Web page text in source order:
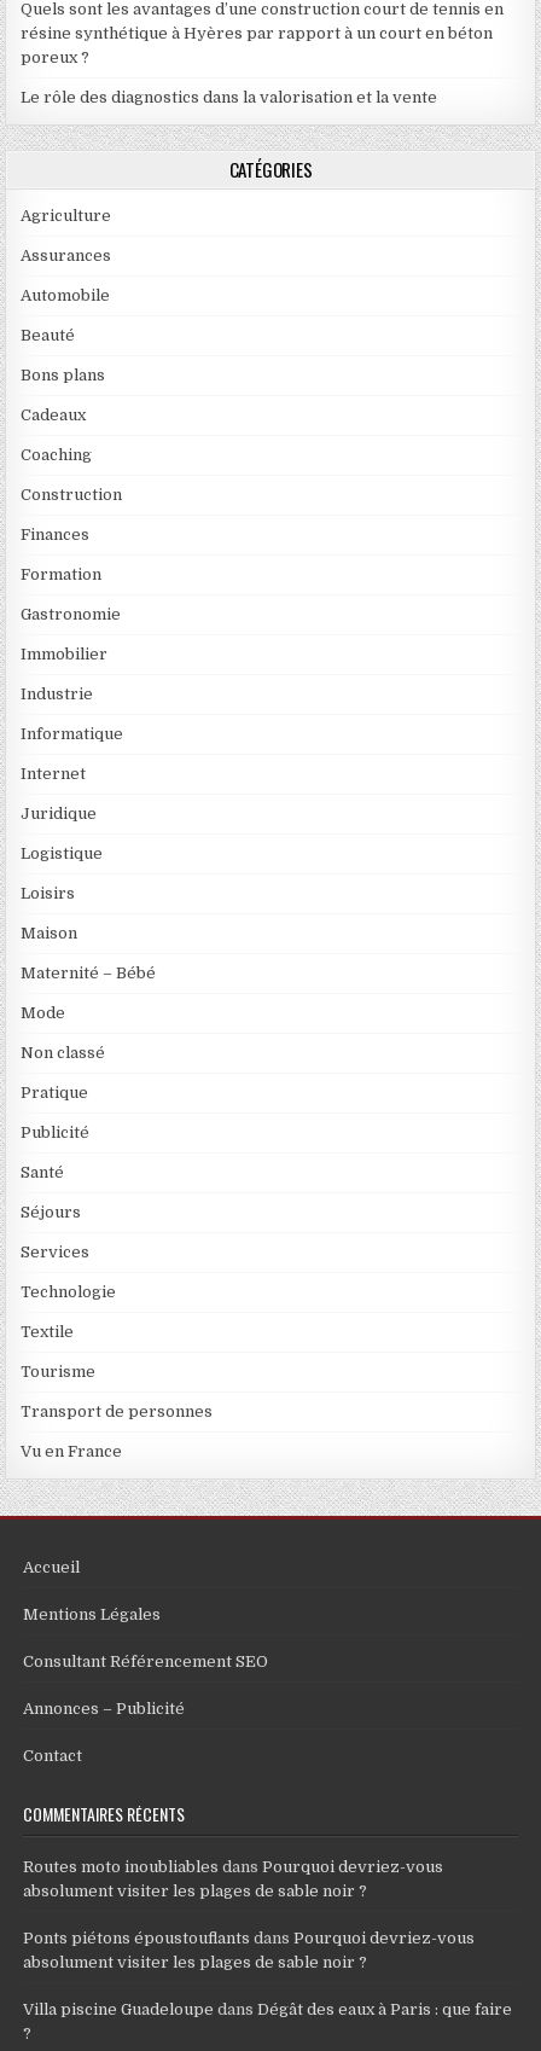
Quels sont les avantages d’une construction court de tennis en
résine synthétique à Hyères par rapport à un court en béton
poreux ?
Le rôle des diagnostics dans la valorisation et la vente
CATÉGORIES
Agriculture
Assurances
Automobile
Beauté
Bons plans
Cadeaux
Coaching
Construction
Finances
Formation
Gastronomie
Immobilier
Industrie
Informatique
Internet
Juridique
Logistique
Loisirs
Maison
Maternité – Bébé
Mode
Non classé
Pratique
Publicité
Santé
Séjours
Services
Technologie
Textile
Tourisme
Transport de personnes
Vu en France
Accueil
Mentions Légales
Consultant Référencement SEO
Annonces – Publicité
Contact
COMMENTAIRES RÉCENTS
Routes moto inoubliables dansPourquoi devriez-vous
absolument visiter les plages de sable noir ?
Ponts piétons époustouflants dansPourquoi devriez-vous
absolument visiter les plages de sable noir ?
Villa piscine Guadeloupe dansDégât des eaux à Paris : que faire
?